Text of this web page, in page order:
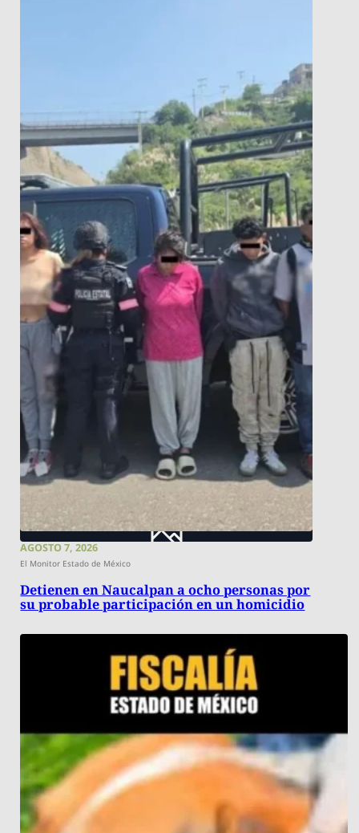
AGOSTO 7, 2026
El Monitor Estado de México
Detienen en Naucalpan a ocho personas por
su probable participación en un homicidio